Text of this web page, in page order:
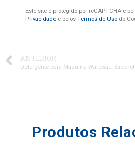
Este site é protegido por reCAPTCHA e
Privacidade e pelos Termos de Uso do
ANTERIOR
Detergente para Máquina Warewasher
Produtos